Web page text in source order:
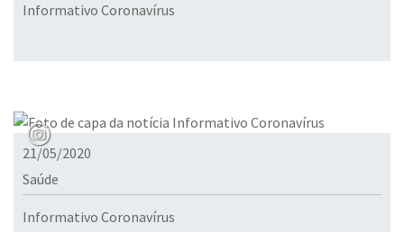
Informativo Coronavírus
21/05/2020
Saúde
Informativo Coronavírus